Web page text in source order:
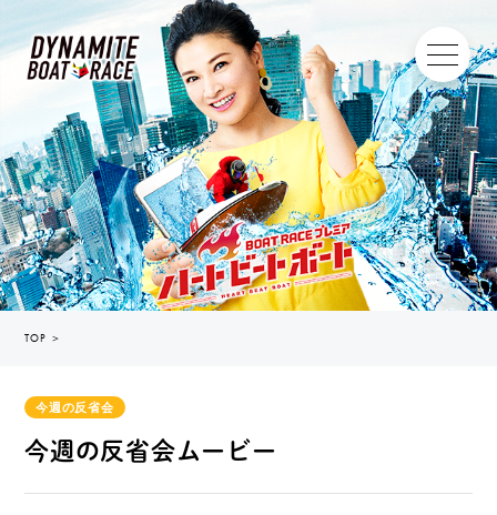
TOP ＞
今週の反省会
今週の反省会ムービー